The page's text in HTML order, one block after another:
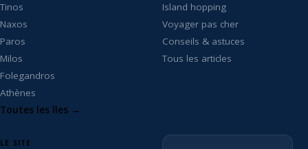
Tinos
Naxos
Paros
Milos
Folegandros
Athènes
Toutes les îles →
Island hopping
Voyager pas cher
Conseils & astuces
Tous les articles
LE SITE